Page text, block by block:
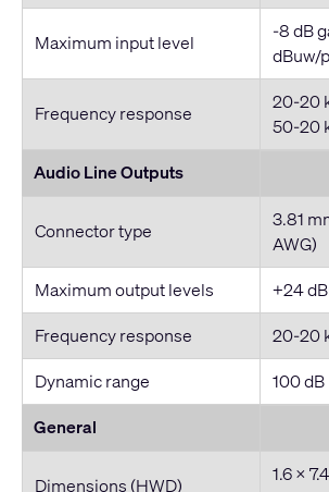
Maximum input level
-8 dB
dBuw/
Frequency response
20-20
50-20
Audio Line Outputs
Connector type
3.81
AWG)
Maximum output levels
+24
Frequency response
20-20
Dynamic range
100 dB
General
Dimensions (HWD)
1.6 x